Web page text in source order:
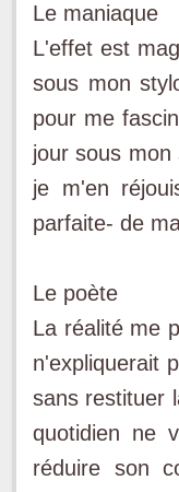
Le maniaque
L'effet est
sous mon
pour me
jour sous
je m'en
parfaite- de
Le poète
La réalité me
n'expliquerait
sans restituer
quotidien ne
réduire son